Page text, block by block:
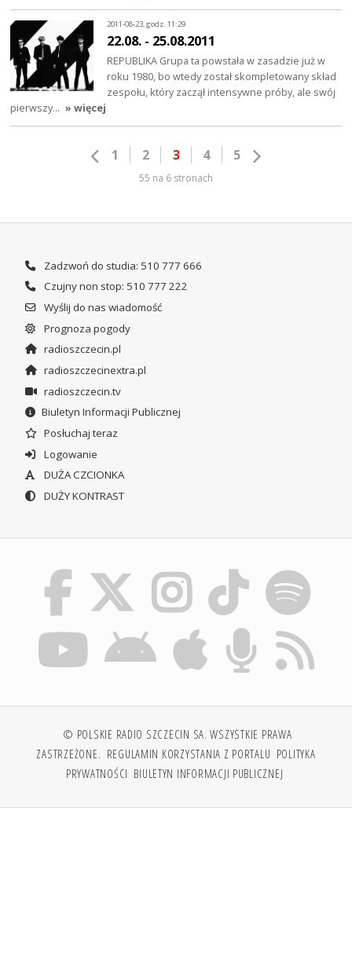
2011-08-23, godz. 11:29
22.08. - 25.08.2011
REPUBLIKA Grupa ta powstała w zasadzie już w
roku 1980, bo wtedy został skompletowany skład
zespołu, który zaczął intensywne próby, ale swój
pierwszy… » więcej
1 2 3 4 5
55 na 6 stronach
Zadzwoń do studia: 510 777 666
Czujny non stop: 510 777 222
Wyślij do nas wiadomość
Prognoza pogody
radioszczecin.pl
radioszczecinextra.pl
radioszczecin.tv
Biuletyn Informacji Publicznej
Posłuchaj teraz
Logowanie
DUŻA CZCIONKA
DUŻY KONTRAST
© POLSKIE RADIO SZCZECIN SA. WSZYSTKIE PRAWA
ZASTRZEŻONE. REGULAMIN KORZYSTANIA Z PORTALU POLITYKA
PRYWATNOŚCI BIULETYN INFORMACJI PUBLICZNEJ